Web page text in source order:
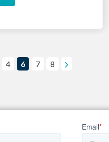
4 6 7 8